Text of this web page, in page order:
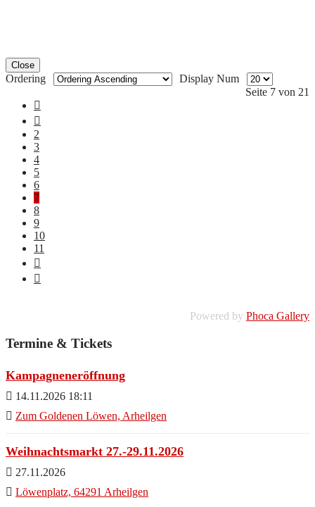
Close
Ordering
Display Num
Seite 7 von 21
2
3
4
5
6
7
8
9
10
11
Powered by Phoca Gallery
Termine & Tickets
Kampagneneröffnung
14.11.2026 18:11
Zum Goldenen Löwen, Arheilgen
Weihnachtsmarkt 27.-29.11.2026
27.11.2026
Löwenplatz, 64291 Arheilgen